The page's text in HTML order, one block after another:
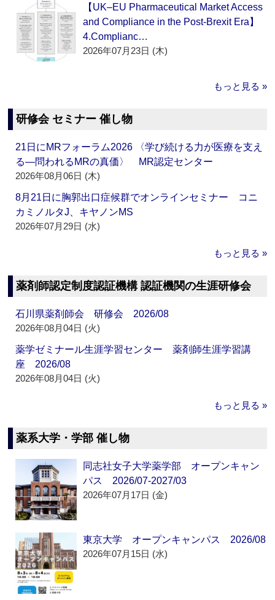
【UK–EU Pharmaceutical Market Access
and Compliance in the Post-Brexit Era】
4.Complianc…
2026年07月23日 (木)
もっと見る »
研修会 セミナー 催し物
21日にMRフォーラム2026 〈学び続ける力が医療を支え
る―問われるMRの真価〉 MR認定センター
2026年08月06日 (木)
8月21日に胸郭出口症候群でオンラインセミナー コニ
カミノルタJ、キヤノンMS
2026年07月29日 (水)
もっと見る »
薬剤師認定制度認証機構 認証機関の生涯研修会
石川県薬剤師会 研修会 2026/08
2026年08月04日 (火)
薬学ゼミナール生涯学習センター 薬剤師生涯学習講
座 2026/08
2026年08月04日 (火)
もっと見る »
薬系大学・学部 催し物
同志社女子大学薬学部 オープンキャン
パス 2026/07-2027/03
2026年07月17日 (金)
東京大学 オープンキャンパス 2026/08
2026年07月15日 (水)